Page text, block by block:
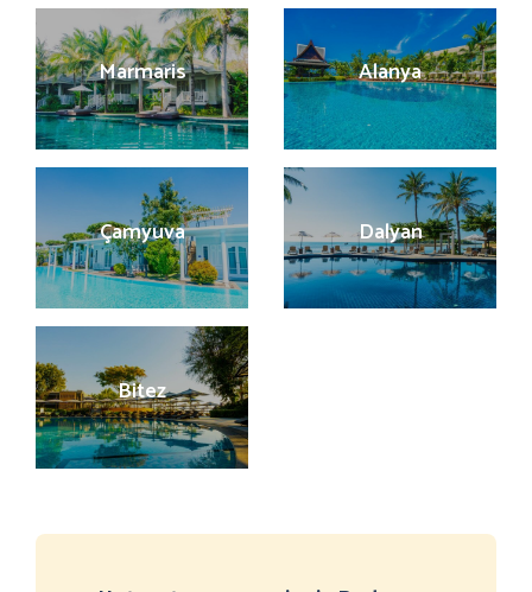
Marmaris Alanya
Çamyuva Dalyan
Bitez